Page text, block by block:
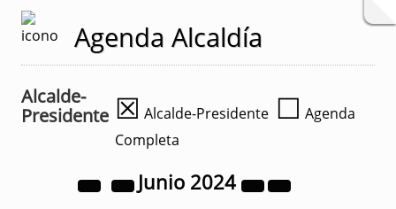
Agenda Alcaldía
Alcalde-
Presidente ☒ Alcalde-Presidente ☐ Agenda
Completa
Junio 2024